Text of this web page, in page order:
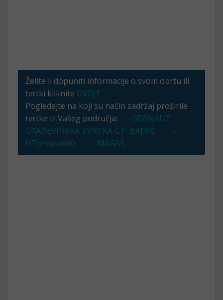
Želite li dopuniti informacije o svom obrtu ili
tvrtki kliknite OVDJE
Pogledajte na koji su način sadržaj proširile
tvrtke iz Vašeg područja:
- GEONAUT
-
GRAĐEVINSKA TVRTKA G.P. BAJRIĆ
-
HTprojekti90
- MAGAŠ